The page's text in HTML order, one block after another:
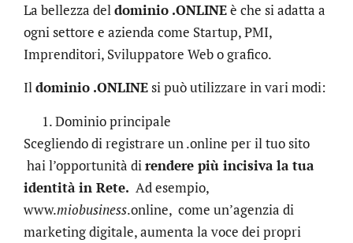
La bellezza deldominio .ONLINEè che si adatta a
ogni settore e azienda come Startup, PMI,
Imprenditori, Sviluppatore Web o grafico.
Ildominio .ONLINEsi può utilizzare in vari modi:
Dominio principale
Scegliendo di registrare un .online per il tuo sito
hai l’opportunità direndere più incisiva la tua
identità in Rete. Ad esempio,
www.miobusiness.online, come un’agenzia di
marketing digitale, aumenta la voce dei propri